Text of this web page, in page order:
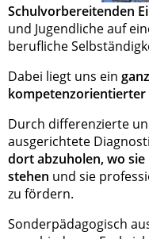
Schulvorbereitenden
und Jugendliche auf
berufliche
Dabei liegt uns ein
kompetenzorientierter
Durch differenzierte
ausgerichtete
dort abzuholen, wo
stehen und sie
zu fördern.
Sonderpädagogisch